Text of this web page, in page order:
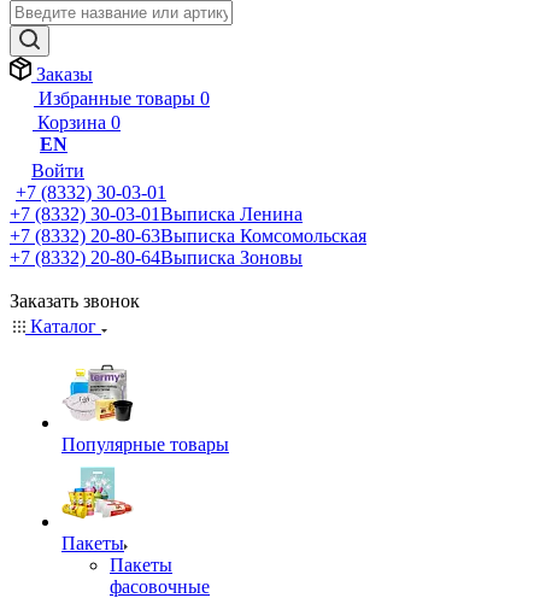
Заказы
Избранные товары 0
Корзина 0
EN
Войти
+7 (8332) 30-03-01
+7 (8332) 30-03-01Выписка Ленина
+7 (8332) 20-80-63Выписка Комсомольская
+7 (8332) 20-80-64Выписка Зоновы
Заказать звонок
Каталог
Популярные товары
Пакеты
Пакеты
фасовочные